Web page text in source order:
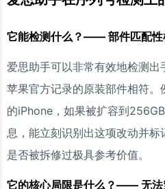
它能检测什么？—— 部件匹配性
爱思助手可以非常有效地检测
苹果官方记录的原装部件相符
的iPhone，如果被扩容到
息，能立刻识别出这项改动并
是否被拆修过极具参考价值。
它的核心局限是什么？—— 无法